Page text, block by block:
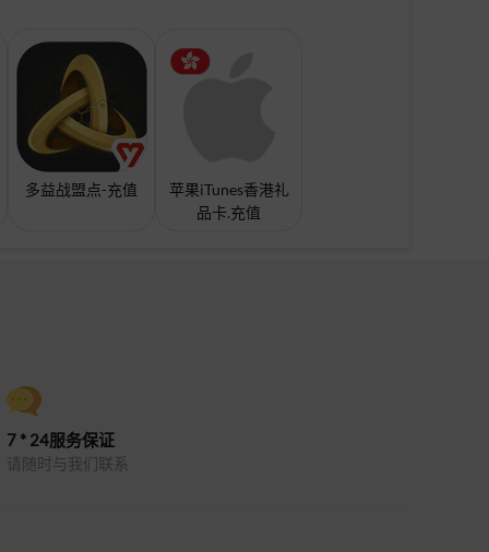
多益战盟点-充值
苹果iTunes香港礼
品卡.充值
7 * 24服务保证
请随时与我们联系